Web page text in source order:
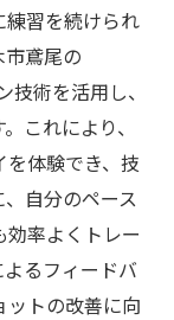
習を続けられ
鳶尾の
技術を活用し、
これにより、
体験でき、技
自分のペース
率よくトレー
るフィードバ
ットの改善に向